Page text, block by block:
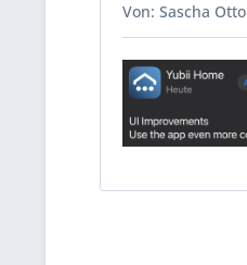
Von: Sascha Otto